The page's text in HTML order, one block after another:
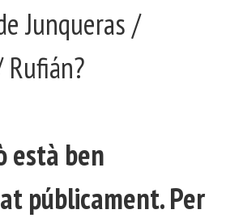
Junqueras /
està ben
públicament. Per